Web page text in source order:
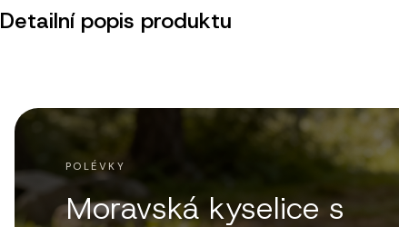
Detailní popis produktu
POLÉVKY
Moravská kyselice s